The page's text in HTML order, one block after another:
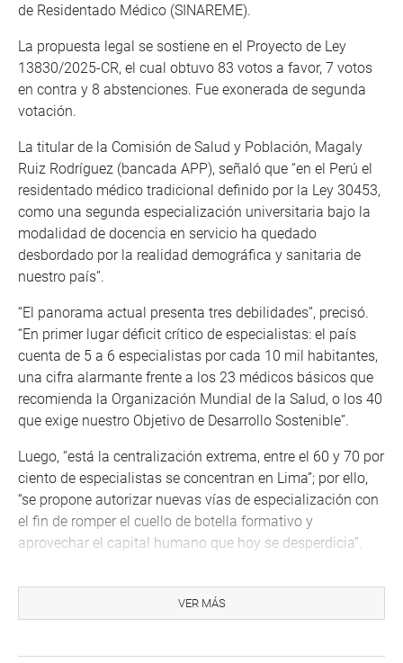
de Residentado Médico (SINAREME).
La propuesta legal se sostiene en el Proyecto de Ley
13830/2025-CR, el cual obtuvo 83 votos a favor, 7 votos
en contra y 8 abstenciones. Fue exonerada de segunda
votación.
La titular de la Comisión de Salud y Población, Magaly
Ruiz Rodríguez (bancada APP), señaló que “en el Perú el
residentado médico tradicional definido por la Ley 30453,
como una segunda especialización universitaria bajo la
modalidad de docencia en servicio ha quedado
desbordado por la realidad demográfica y sanitaria de
nuestro país”.
“El panorama actual presenta tres debilidades”, precisó.
“En primer lugar déficit crítico de especialistas: el país
cuenta de 5 a 6 especialistas por cada 10 mil habitantes,
una cifra alarmante frente a los 23 médicos básicos que
recomienda la Organización Mundial de la Salud, o los 40
que exige nuestro Objetivo de Desarrollo Sostenible”.
Luego, “está la centralización extrema, entre el 60 y 70 por
ciento de especialistas se concentran en Lima”; por ello,
“se propone autorizar nuevas vías de especialización con
el fin de romper el cuello de botella formativo y
aprovechar el capital humano que hoy se desperdicia”.
modalidades de titulación, las cuales ya cuentan con
antecedentes técnicos en el país. Una de ellas es la
VER MÁS